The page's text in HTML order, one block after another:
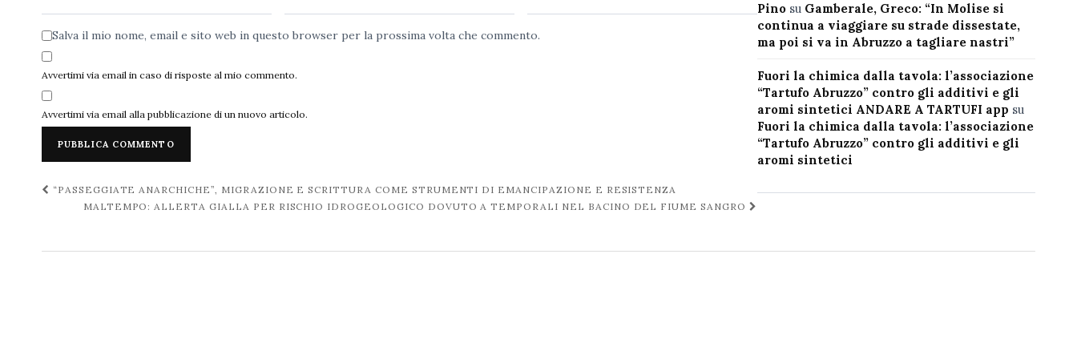
Salva il mio nome, email e sito web in questo browser per la prossima volta che commento.
Avvertimi via email in caso di risposte al mio commento.
Avvertimi via email alla pubblicazione di un nuovo articolo.
Navigazione
post
“PASSEGGIATE ANARCHICHE”, MIGRAZIONE E SCRITTURA COME STRUMENTI DI EMANCIPAZIONE E RESISTENZA
MALTEMPO: ALLERTA GIALLA PER RISCHIO IDROGEOLOGICO DOVUTO A TEMPORALI NEL BACINO DEL FIUME SANGRO
Pinosu Gamberale, Greco: “In Molise si
continua a viaggiare su strade dissestate,
ma poi si va in Abruzzo a tagliare nastri”
Fuori la chimica dalla tavola: l’associazione
“Tartufo Abruzzo” contro gli additivi e gli
aromi sintetici ANDARE A TARTUFI app su
Fuori la chimica dalla tavola: l’associazione
“Tartufo Abruzzo” contro gli additivi e gli
aromi sintetici